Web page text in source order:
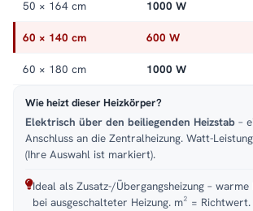
50 × 164 cm 1000 W
60 × 140 cm 600 W
60 × 180 cm 1000 W
Wie heizt dieser Heizkörper?
Elektrisch über den beiliegenden Heizstab –
Anschluss an die Zentralheizung. Watt-
(Ihre Auswahl ist markiert).
Ideal als Zusatz-/Übergangsheizung –
bei ausgeschalteter Heizung. m² = Richtwert.